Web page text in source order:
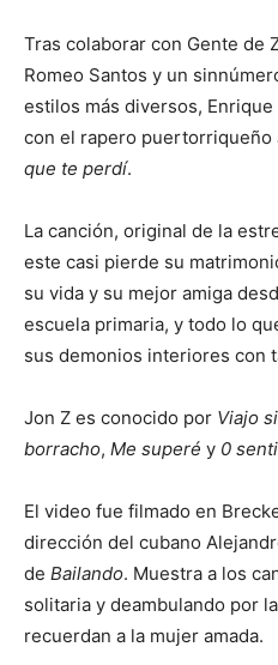
Tras colaborar con Gente de
Romeo Santos y un
estilos más diversos,
con el rapero puertorriqueño
que te perdí.
La canción, original de la
este casi pierde su
su vida y su mejor amiga
escuela primaria, y todo lo
sus demonios interiores con
Jon Z es conocido por Viajo
borracho, Me superé y 0
El video fue filmado en
dirección del cubano
de Bailando. Muestra a los
solitaria y deambulando por
recuerdan a la mujer amada.